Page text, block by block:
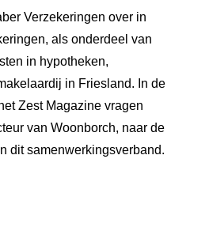
Verzekeringen over in
als onderdeel van
in hypotheken,
in Friesland. In de
Zest Magazine vragen
van Woonborch, naar de
dit samenwerkingsverband.